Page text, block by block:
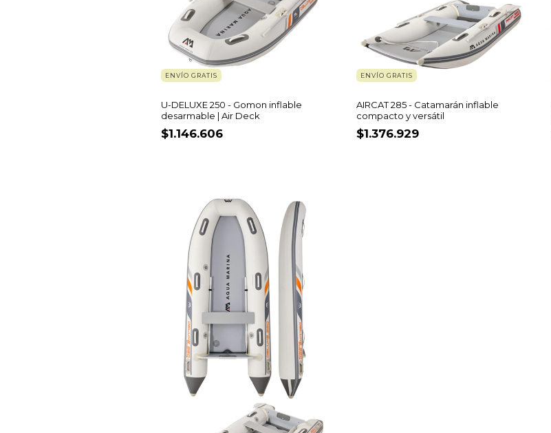
ENVÍO GRATIS
U-DELUXE 250 - Gomon inflable
desarmable | Air Deck
$1.146.606
ENVÍO GRATIS
AIRCAT 285 - Catamarán inflable
compacto y versátil
$1.376.929